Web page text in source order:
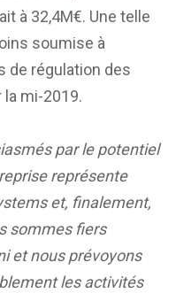
à 32,4M€. Une telle
soumise à
de régulation des
la mi-2019.
par le potentiel
représente
et, finalement,
sommes fiers
et nous prévoyons
les activités